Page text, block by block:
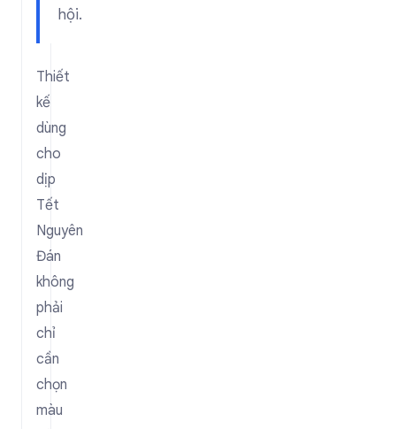
hội.
Thiết
kế
dùng
cho
dịp
Tết
Nguyên
Đán
không
phải
chỉ
cần
chọn
màu